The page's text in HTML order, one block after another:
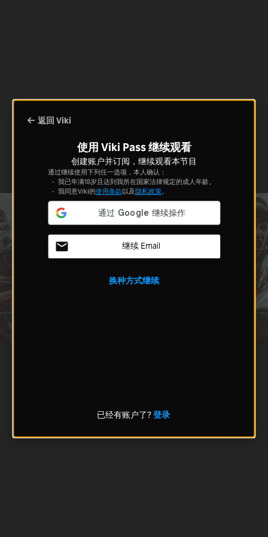
返回 Viki
使用 Viki Pass 继续观看
创建账户并订阅，继续观看本节目
通过继续使用下列任一选项，本人确认：
我已年满18岁且达到我所在国家法律规定的成人年龄。
我同意Viki的使用条款以及隐私政策。
继续 Email
换种方式继续
已经有账户了?登录